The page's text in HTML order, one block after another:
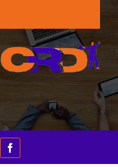
content